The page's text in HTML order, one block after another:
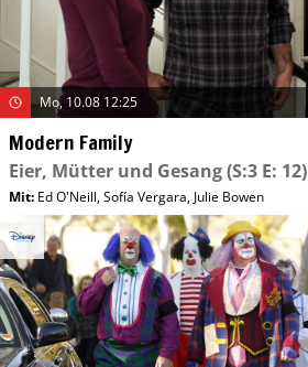
Mo, 10.08 12:25
Modern Family
Eier, Mütter und Gesang(S:3 E: 12)
Mit: Ed O'Neill,Sofía Vergara,Julie Bowen